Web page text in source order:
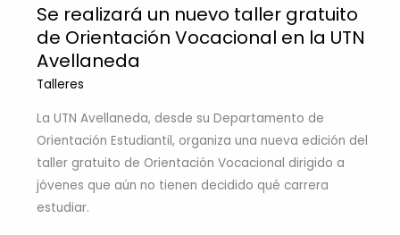
Se realizará un nuevo taller gratuito
de Orientación Vocacional en la UTN
Avellaneda
Talleres
La UTN Avellaneda, desde su Departamento de
Orientación Estudiantil, organiza una nueva edición del
taller gratuito de Orientación Vocacional dirigido a
jóvenes que aún no tienen decidido qué carrera
estudiar.